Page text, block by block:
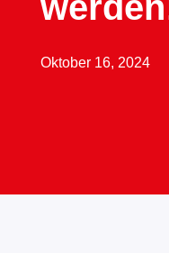
Oktober 16, 2024